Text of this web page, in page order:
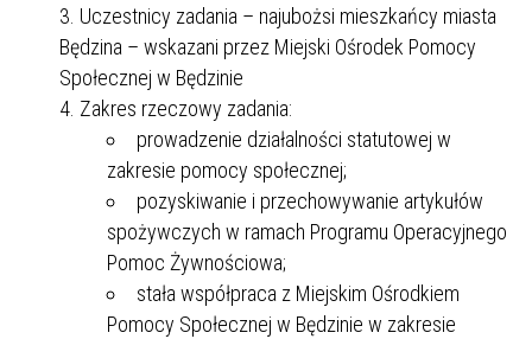
Uczestnicy zadania – najubożsi mieszkańcy miasta
Będzina – wskazani przez Miejski Ośrodek Pomocy
Społecznej w Będzinie
Zakres rzeczowy zadania:
prowadzenie działalności statutowej w
zakresie pomocy społecznej;
pozyskiwanie i przechowywanie artykułów
spożywczych w ramach Programu Operacyjnego
Pomoc Żywnościowa;
stała współpraca z Miejskim Ośrodkiem
Pomocy Społecznej w Będzinie w zakresie